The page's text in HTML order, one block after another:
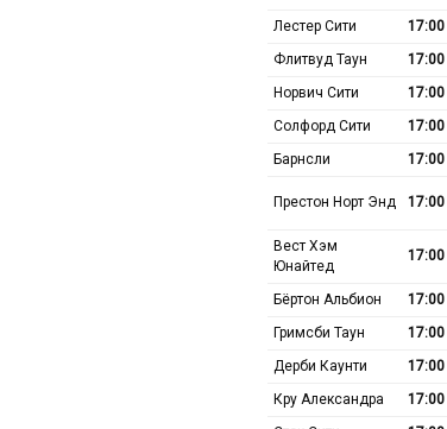
Лестер Сити
17:00
Флитвуд Таун
17:00
Норвич Сити
17:00
Солфорд Сити
17:00
Барнсли
17:00
Престон Норт Энд 17:00
Вест Хэм
Юнайтед
17:00
Бёртон Альбион 17:00
Гримсби Таун
17:00
Дерби Каунти
17:00
Кру Александра
17:00